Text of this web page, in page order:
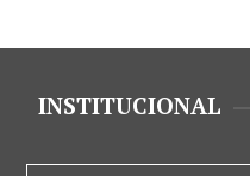
INSTITUCIONAL